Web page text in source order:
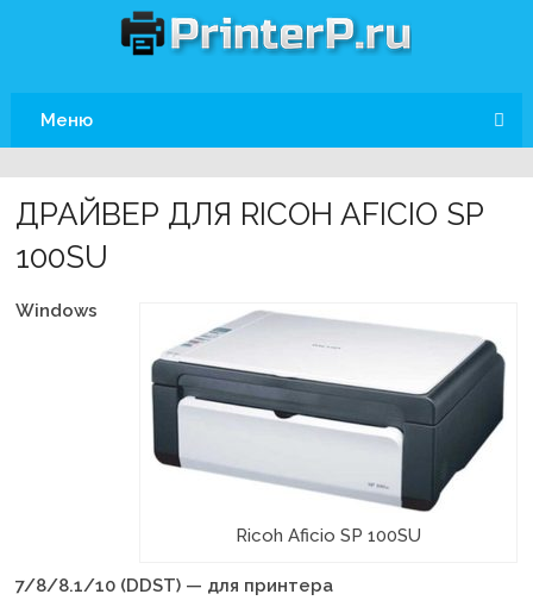
Меню
ДРАЙВЕР ДЛЯ RICOH AFICIO SP
100SU
Ricoh Aficio SP 100SU
Windows
7/8/8.1/10 (DDST) — для принтера